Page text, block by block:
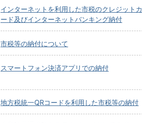
インターネットを利用した市税のクレジットカ
ード及びインターネットバンキング納付
市税等の納付について
スマートフォン決済アプリでの納付
地方税統一QRコードを利用した市税等の納付